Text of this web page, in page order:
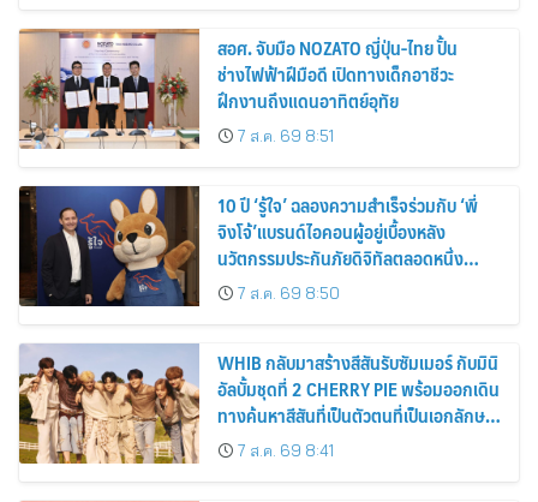
สอศ. จับมือ NOZATO ญี่ปุ่น-ไทย ปั้น
ช่างไฟฟ้าฝีมือดี เปิดทางเด็กอาชีวะ
ฝึกงานถึงแดนอาทิตย์อุทัย
7 ส.ค. 69 8:51
10 ปี ‘รู้ใจ’ ฉลองความสำเร็จร่วมกับ ‘พี่
จิงโจ้’แบรนด์ไอคอนผู้อยู่เบื้องหลัง
นวัตกรรมประกันภัยดิจิทัลตลอดหนึ่ง
ทศวรรษ
7 ส.ค. 69 8:50
WHIB กลับมาสร้างสีสันรับซัมเมอร์ กับมินิ
อัลบั้มชุดที่ 2 CHERRY PIE พร้อมออกเดิน
ทางค้นหาสีสันที่เป็นตัวตนที่เป็นเอกลักษณ์
ของตัวเอง
7 ส.ค. 69 8:41